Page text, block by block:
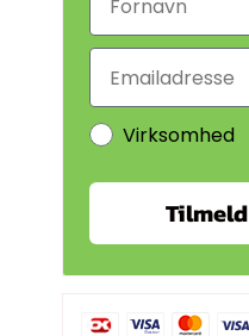
Virksomhed
Tilmeld